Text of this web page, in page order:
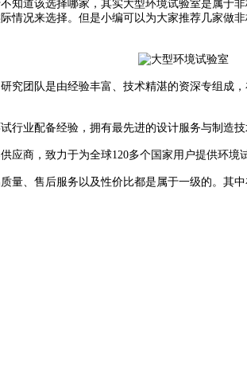
知道该选择哪家，其实大型环境试验室是属于
况来选择。但是小编可以为大家推荐几家做非
团队是由经验丰富、技术精湛的资深专组成
业配备经验，拥有最先进的设计服务与制造技
，致力于为全球120多个国家用户提供环境
、售后服务以及性价比都是属于一级的。其